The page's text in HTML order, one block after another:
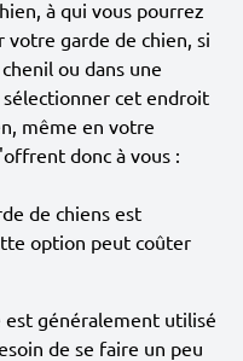
à qui vous pourrez
votre garde de chien, si
ou dans une
cet endroit
même en votre
donc à vous :
de chiens est
option peut coûter
est généralement utilisé
de se faire un peu